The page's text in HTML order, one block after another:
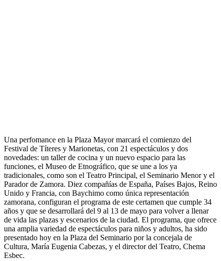
Una perfomance en la Plaza Mayor marcará el comienzo del
Festival de Títeres y Marionetas, con 21 espectáculos y dos
novedades: un taller de cocina y un nuevo espacio para las
funciones, el Museo de Etnográfico, que se une a los ya
tradicionales, como son el Teatro Principal, el Seminario Menor y el
Parador de Zamora. Diez compañías de España, Países Bajos, Reino
Unido y Francia, con Baychimo como única representación
zamorana, configuran el programa de este certamen que cumple 34
años y que se desarrollará del 9 al 13 de mayo para volver a llenar
de vida las plazas y escenarios de la ciudad. El programa, que ofrece
una amplia variedad de espectáculos para niños y adultos, ha sido
presentado hoy en la Plaza del Seminario por la concejala de
Cultura, María Eugenia Cabezas, y el director del Teatro, Chema
Esbec.